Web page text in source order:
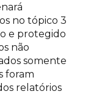
no tópico 3
e protegido
não
somente
foram
relatórios